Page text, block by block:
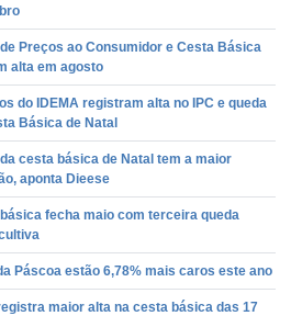
de Preços ao Consumidor e Cesta Básica
alta em agosto
do IDEMA registram alta no IPC e queda
Básica de Natal
cesta básica de Natal tem a maior
aponta Dieese
fecha maio com terceira queda
Páscoa estão 6,78% mais caros este ano
maior alta na cesta básica das 17